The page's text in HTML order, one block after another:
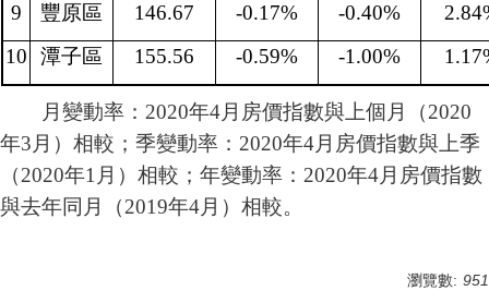
9
豐原區 146.67 -0.17% -0.40%
10
潭子區 155.56 -0.59% -1.00%
月變動率：2020年4月房價指數與上個月（2020
年3月）相較；季變動率： 2020年4月房價指數與上季
（2020年1月）相較 ；年變動率： 2020年4月房價指數
與去年同月（2019年4月）相較。
瀏覽數: 951